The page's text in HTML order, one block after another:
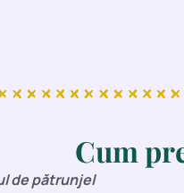
Cum
de pătrunjel